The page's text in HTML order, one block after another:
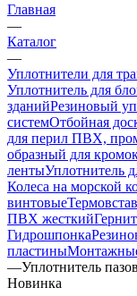
Главная
—
Каталог
—
Уплотнители для
Уплотнитель для
зданийРезиновый
системОтбойная
для перил ПВХ,
образный для
лентыУплотнитель
Колеса на морской
винтовые
ПВХ жесткий
Гидрошпонка
пластины
—Уплотнитель
Новинка